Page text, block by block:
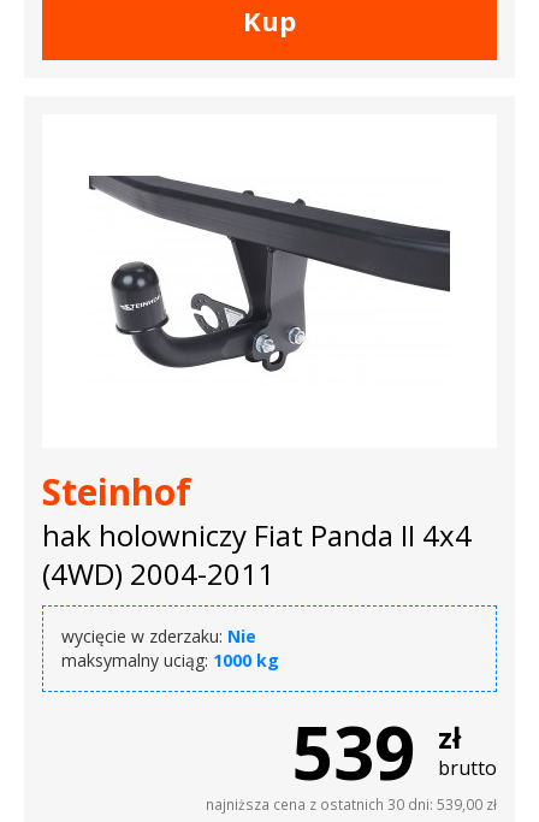
Kup
Steinhof
hak holowniczy Fiat Panda II 4x4
(4WD) 2004-2011
wycięcie w zderzaku: Nie
maksymalny uciąg: 1000 kg
539 zł
brutto
najniższa cena z ostatnich 30 dni: 539,00 zł